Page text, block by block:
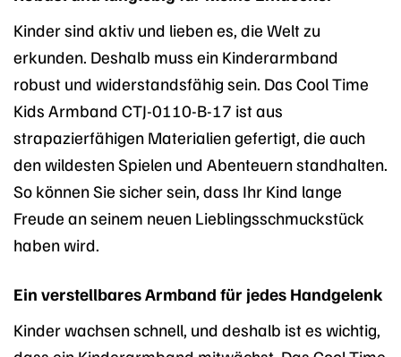
Kinder sind aktiv und lieben es, die Welt zu
erkunden. Deshalb muss ein Kinderarmband
robust und widerstandsfähig sein. Das Cool Time
Kids Armband CTJ-0110-B-17 ist aus
strapazierfähigen Materialien gefertigt, die auch
den wildesten Spielen und Abenteuern standhalten.
So können Sie sicher sein, dass Ihr Kind lange
Freude an seinem neuen Lieblingsschmuckstück
haben wird.
Ein verstellbares Armband für jedes Handgelenk
Kinder wachsen schnell, und deshalb ist es wichtig,